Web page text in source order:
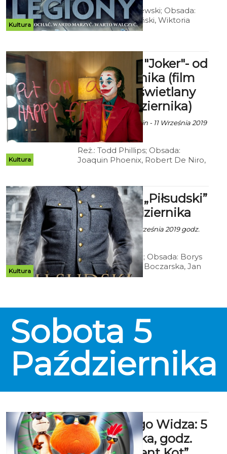
Kultura
Reż.: Dariusz Gajewski; Obsada:
Sebastian Fabijański, Wiktoria
Wolańska, Mirosław Baka, Bartosz
Polska 2019, 120 min.
Kultura
Kryterium: "Joker"- od
4 października (film
będzie wyświetlany
do 17 października)
Ala za CK 105 Koszalin - 11 Września 2019
godz. 11:18
Reż.: Todd Phillips; Obsada:
Joaquin Phoenix, Robert De Niro,
122 min
Kultura
Kryterium: „Piłsudski”
- od 4 października
Ala za CK 105 - 18 Września 2019 godz.
11:47
Reż.: Michał Rosa; Obsada: Borys
Szyc, Magdalena Boczarska, Jan
Marczewski, Józej Pawłowski,
Sobota 5
Października
Kino Małego Widza: 5
października, godz.